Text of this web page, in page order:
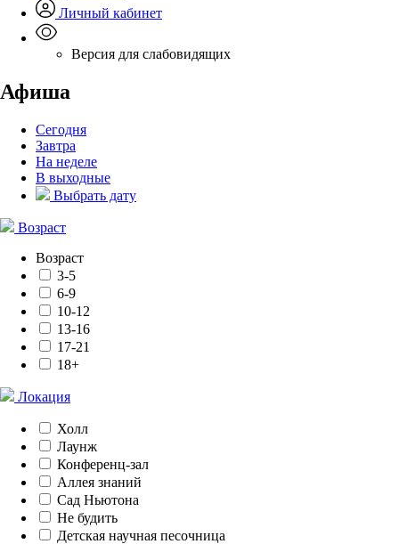
Личный кабинет
Версия для слабовидящих
Афиша
Сегодня
Завтра
На неделе
В выходные
Выбрать дату
Возраст
Возраст
3-5
6-9
10-12
13-16
17-21
18+
Локация
Холл
Лаунж
Конференц-зал
Аллея знаний
Сад Ньютона
Не будить
Детская научная песочница